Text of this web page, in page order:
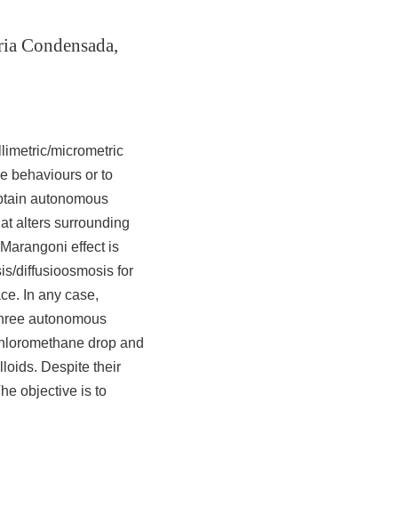
Condensada,
micrometric
behaviours or to
autonomous
alters surrounding
effect is
diffusioosmosis for
In any case,
autonomous
drop and
Despite their
objective is to